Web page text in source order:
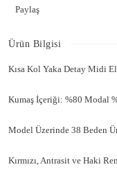
Paylaş
Ürün Bilgisi
Kısa Kol Yaka Detay Midi
Kumaş İçeriği: %80 Modal
Model Üzerinde 38 Beden
Kırmızı, Antrasit ve Haki